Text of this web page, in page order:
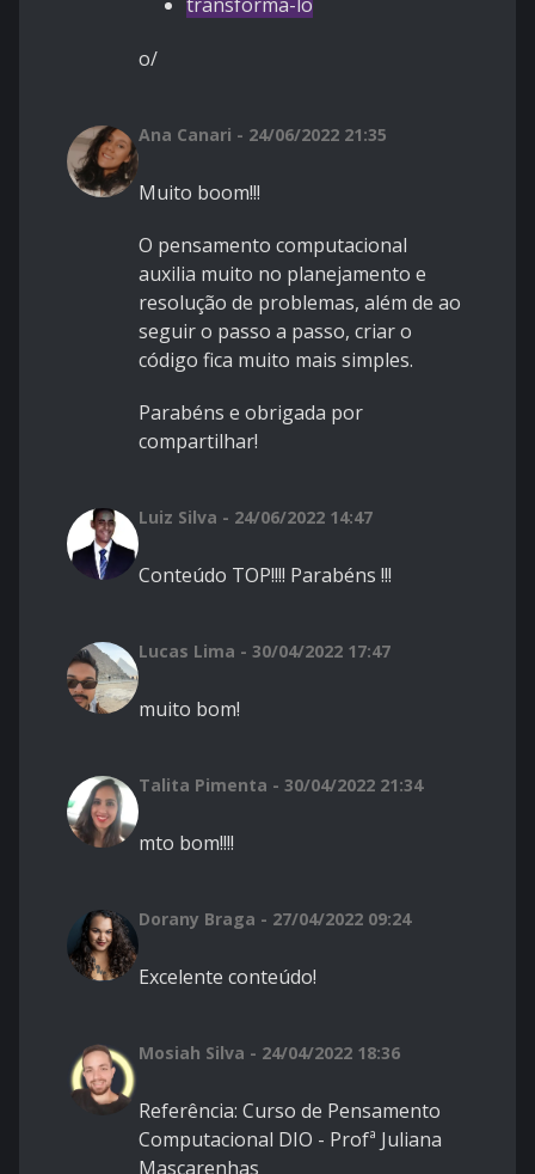
o/
Ana Canari - 24/06/2022 21:35
Muito boom!!!
O pensamento computacional
auxilia muito no planejamento e
resolução de problemas, além de ao
seguir o passo a passo, criar o
código fica muito mais simples.
Parabéns e obrigada por
compartilhar!
Luiz Silva - 24/06/2022 14:47
Conteúdo TOP!!!! Parabéns !!!
Lucas Lima - 30/04/2022 17:47
muito bom!
Talita Pimenta - 30/04/2022 21:34
mto bom!!!!
Dorany Braga - 27/04/2022 09:24
Excelente conteúdo!
Mosiah Silva - 24/04/2022 18:36
Referência: Curso de Pensamento
Computacional DIO - Profª Juliana
Mascarenhas